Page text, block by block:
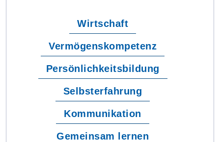
Wirtschaft
Vermögenskompetenz
Persönlichkeitsbildung
Selbsterfahrung
Kommunikation
Gemeinsam lernen